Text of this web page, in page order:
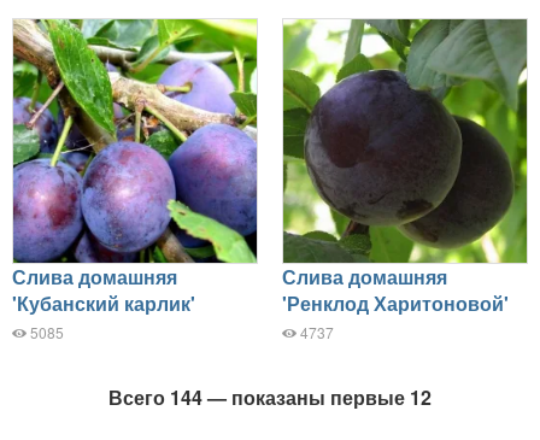
Слива домашняя
'Кубанский карлик'
5085
Слива домашняя
'Ренклод Харитоновой'
4737
Всего 144 — показаны первые 12